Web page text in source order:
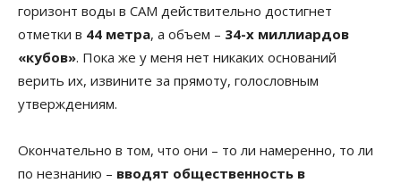
горизонт воды в САМ действительно достигнет
отметки в 44 метра, а объем – 34-х миллиардов
«кубов». Пока же у меня нет никаких оснований
верить их, извините за прямоту, голословным
утверждениям.
Окончательно в том, что они – то ли намеренно, то ли
по незнанию – вводят общественность в